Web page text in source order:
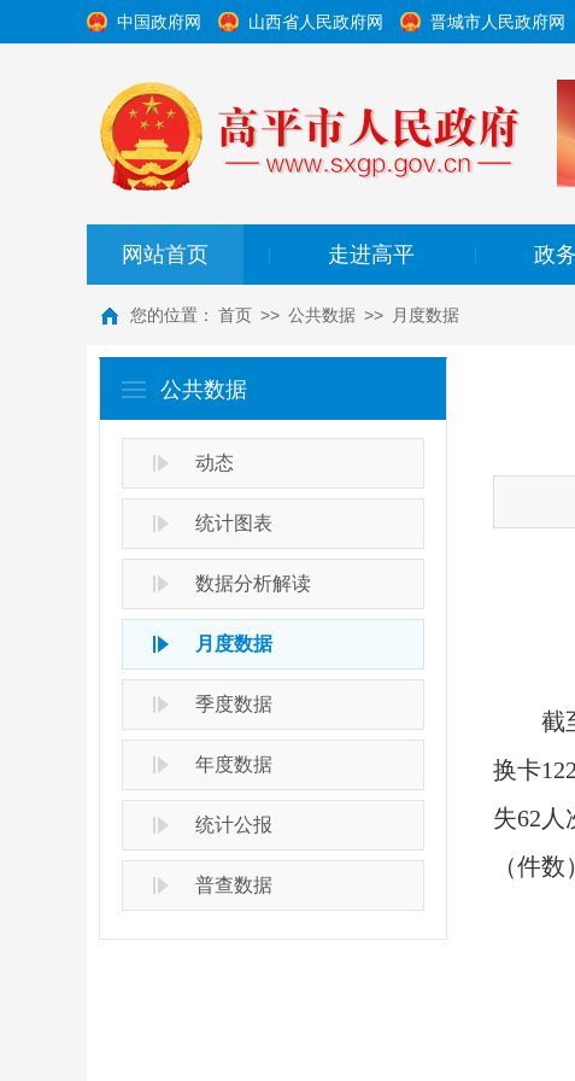
中国政府网 山西省人民政府网 晋城市人民政府网
网站首页 走进高平 政
您的位置： 首页 >> 公共数据 >> 月度数据
公共数据
动态
统计图表
数据分析解读
月度数据
季度数据
年度数据
统计公报
普查数据
截
换卡
失62人
（件